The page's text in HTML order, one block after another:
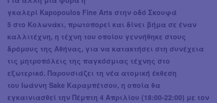
γκαλερί Kapopoulos Fine Arts στην οδό Σκουφά
5 στο Κολωνάκι, πρωτοπορεί και δίνει βήμα σε έναν
καλλιτέχνη, η τέχνη του οποίου γεννήθηκε στους
δρόμους της Αθήνας, για να κατακτήσει στη συνέχεια
τις μητροπόλεις της παγκόσμιας τέχνης στο
εξωτερικό. Παρουσιάζει τη νέα ατομική έκθεση
του Ιωάννη Sake Καραμπέτσου, η οποία θα
εγκαινιασθεί την Πέμπτη 4 Απριλίου (18:00-22:00) με τον